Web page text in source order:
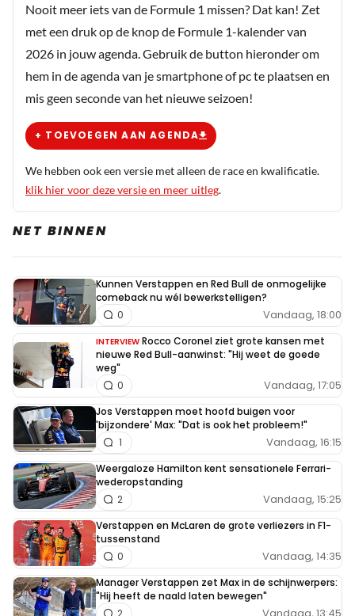
Nooit meer iets van de Formule 1 missen? Dat kan! Zet
met een druk op de knop de Formule 1-kalender van
2026 in jouw agenda. Gebruik de button hieronder om
hem in de agenda van je smartphone of pc te plaatsen en
mis geen seconde van het nieuwe seizoen!
+ TOEVOEGEN AAN AGENDA
We hebben ook een versie met alleen de race en kwalificatie.
klik hier voor deze versie en meer uitleg.
NET BINNEN
Kunnen Verstappen en Red Bull de onmogelijke
comeback nu wél bewerkstelligen?
Vandaag, 18:00
0
INTERVIEW Rocco Coronel ziet grote kansen met
nieuwe Red Bull-aanwinst: "Hij weet de goede
weg"
Vandaag, 17:05
0
Jos Verstappen moet hoofd buigen voor
'bijzondere' Max: "Dat is ook het probleem!"
Vandaag, 16:15
1
Weergaloze Hamilton kent sensationele Ferrari-
wederopstanding
Vandaag, 15:25
2
Verstappen en McLaren de grote verliezers in F1-
tussenstand
Vandaag, 14:35
0
Manager Verstappen zet Max in de schijnwerpers:
"Hij heeft de naald laten bewegen"
2